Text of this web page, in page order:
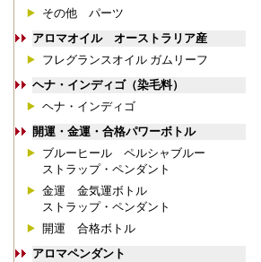
その他 パーツ
アロマオイル オーストラリア産
フレグランスオイル ガムリーフ
ヘナ・インディゴ（染毛料）
ヘナ・インディゴ
開運・金運・合格パワーボトル
ブルーヒール ペルシャブルー
ストラップ・ペンダント
金運 金気運ボトル
ストラップ・ペンダント
開運 合格ボトル
アロマペンダント